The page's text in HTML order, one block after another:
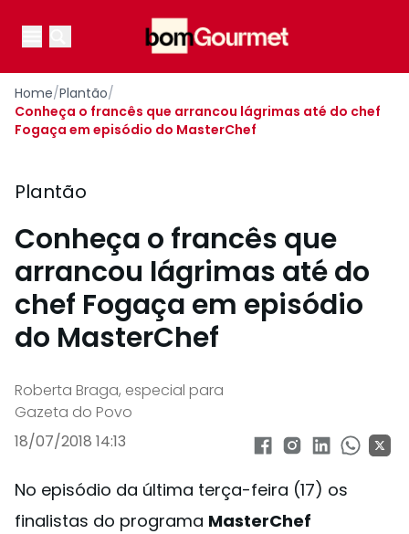
Open main menu
Open main menu
Home/Plantão/
Conheça o francês que arrancou lágrimas até do chef
Fogaça em episódio do MasterChef
Plantão
Conheça o francês que
arrancou lágrimas até do
chef Fogaça em episódio
do MasterChef
Roberta Braga, especial para
Gazeta do Povo
18/07/2018 14:13
No episódio da última terça-feira (17) os
finalistas do programa MasterChef